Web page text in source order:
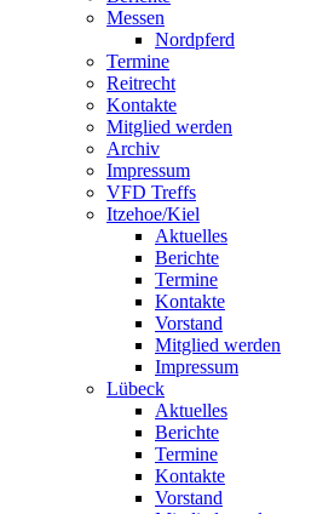
Messen
Nordpferd
Termine
Reitrecht
Kontakte
Mitglied werden
Archiv
Impressum
VFD Treffs
Itzehoe/Kiel
Aktuelles
Berichte
Termine
Kontakte
Vorstand
Mitglied werden
Impressum
Lübeck
Aktuelles
Berichte
Termine
Kontakte
Vorstand